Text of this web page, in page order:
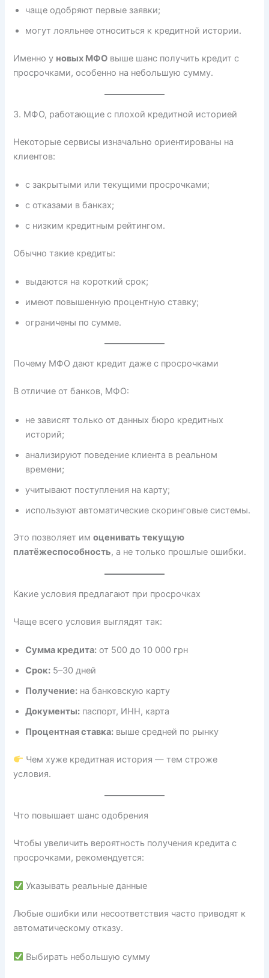
чаще одобряют первые заявки;
могут лояльнее относиться к кредитной истории.
Именно у новых МФО выше шанс получить кредит с
просрочками, особенно на небольшую сумму.
3. МФО, работающие с плохой кредитной историей
Некоторые сервисы изначально ориентированы на
клиентов:
с закрытыми или текущими просрочками;
с отказами в банках;
с низким кредитным рейтингом.
Обычно такие кредиты:
выдаются на короткий срок;
имеют повышенную процентную ставку;
ограничены по сумме.
Почему МФО дают кредит даже с просрочками
В отличие от банков, МФО:
не зависят только от данных бюро кредитных
историй;
анализируют поведение клиента в реальном
времени;
учитывают поступления на карту;
используют автоматические скоринговые системы.
Это позволяет имоценивать текущую
платёжеспособность, а не только прошлые ошибки.
Какие условия предлагают при просрочках
Чаще всего условия выглядят так:
Сумма кредита: от 500 до 10 000 грн
Срок: 5–30 дней
Получение: на банковскую карту
Документы: паспорт, ИНН, карта
Процентная ставка: выше средней по рынку
Чем хуже кредитная история — тем строже
условия.
Что повышает шанс одобрения
Чтобы увеличить вероятность получения кредита с
просрочками, рекомендуется:
Указывать реальные данные
Любые ошибки или несоответствия часто приводят к
автоматическому отказу.
Выбирать небольшую сумму